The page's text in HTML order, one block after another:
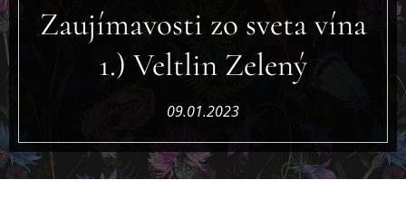
Zaujímavosti zo sveta vína
1.) Veltlin Zelený
09.01.2023